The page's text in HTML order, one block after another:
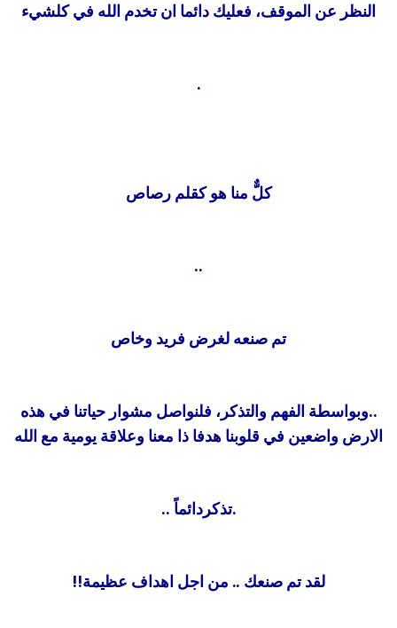
النظر عن الموقف، فعليك دائما ان تخدم الله في كلشيء
كلٌّ منا هو كقلم رصاص
..
تم صنعه لغرض فريد وخاص
..وبواسطة الفهم والتذكر، فلنواصل مشوار حياتنا في هذه
الارض واضعين في قلوبنا هدفا ذا معنا وعلاقة يومية مع الله
.تذكردائماً..
لقد تم صنعك .. من اجل اهداف عظيمة!!